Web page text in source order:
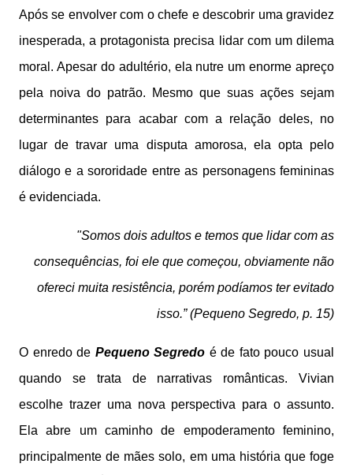
Após se envolver com o chefe e descobrir uma gravidez
inesperada, a protagonista precisa lidar com um dilema
moral. Apesar do adultério, ela nutre um enorme apreço
pela noiva do patrão. Mesmo que suas ações sejam
determinantes para acabar com a relação deles, no
lugar de travar uma disputa amorosa, ela opta pelo
diálogo e a sororidade entre as personagens femininas
é evidenciada.
"Somos dois adultos e temos que lidar com as
consequências, foi ele que começou, obviamente não
ofereci muita resistência, porém podíamos ter evitado
isso.” (Pequeno Segredo, p. 15)
O enredo de Pequeno Segredo é de fato pouco usual
quando se trata de narrativas românticas. Vivian
escolhe trazer uma nova perspectiva para o assunto.
Ela abre um caminho de empoderamento feminino,
principalmente de mães solo, em uma história que foge